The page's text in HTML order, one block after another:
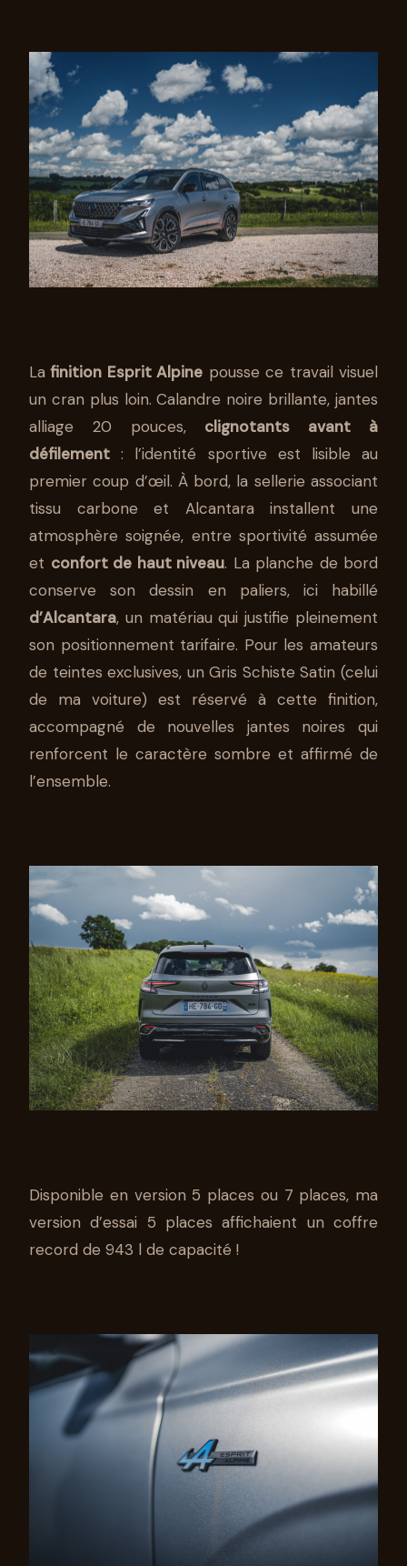
La finition Esprit Alpine pousse ce travail visuel
un cran plus loin. Calandre noire brillante, jantes
alliage 20 pouces, clignotants avant à
défilement : l’identité sportive est lisible au
premier coup d’œil. À bord, la sellerie associant
tissu carbone et Alcantara installent une
atmosphère soignée, entre sportivité assumée
et confort de haut niveau. La planche de bord
conserve son dessin en paliers, ici habillé
d’Alcantara, un matériau qui justifie pleinement
son positionnement tarifaire. Pour les amateurs
de teintes exclusives, un Gris Schiste Satin (celui
de ma voiture) est réservé à cette finition,
accompagné de nouvelles jantes noires qui
renforcent le caractère sombre et affirmé de
l’ensemble.
Disponible en version 5 places ou 7 places, ma
version d’essai 5 places affichaient un coffre
record de 943 l de capacité !